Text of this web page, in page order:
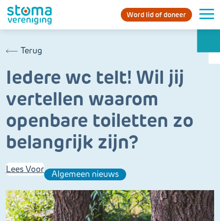
Word lid of doneer
Terug
Iedere wc telt! Wil jij
vertellen waarom
openbare toiletten zo
belangrijk zijn?
Lees Voor Algemeen nieuws